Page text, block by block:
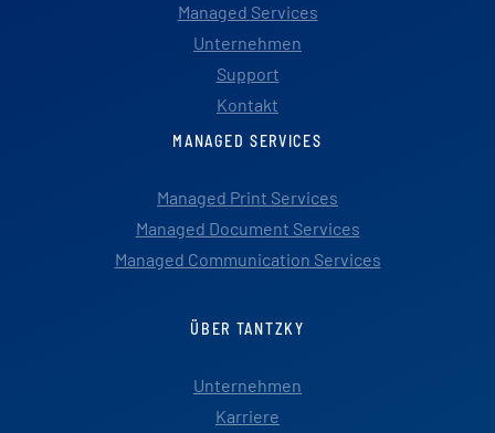
Managed Services
Unternehmen
Support
Kontakt
MANAGED SERVICES
Managed Print Services
Managed Document Services
Managed Communication Services
ÜBER TANTZKY
Unternehmen
Karriere